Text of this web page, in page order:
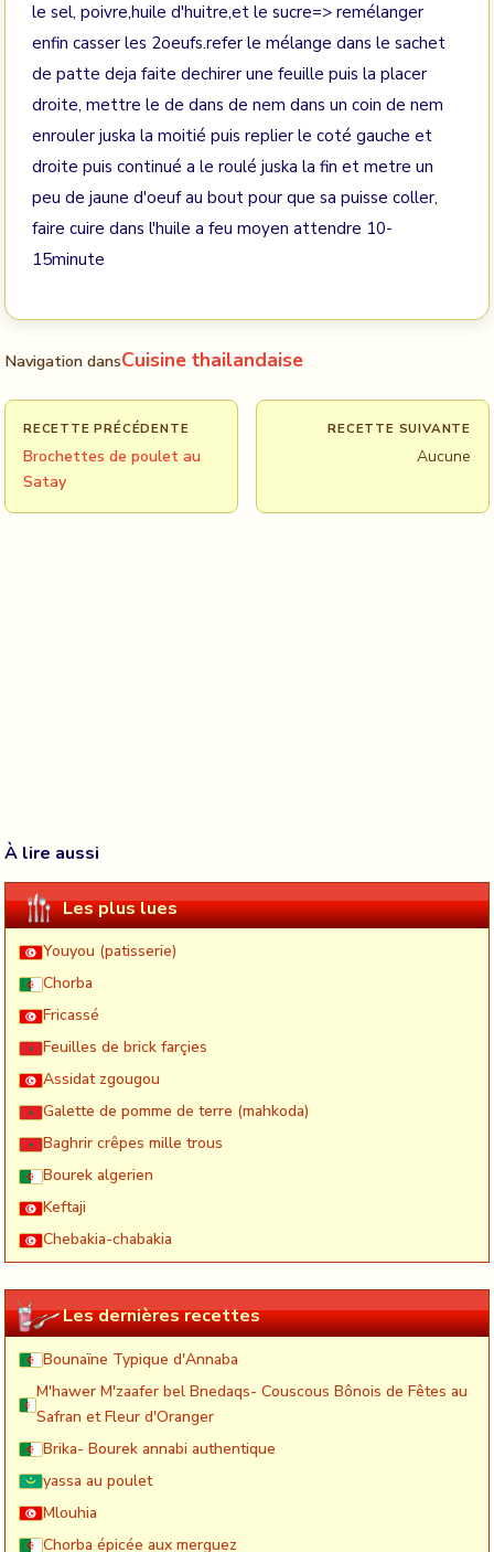
le sel, poivre,huile d'huitre,et le sucre=> remélanger
enfin casser les 2oeufs.refer le mélange dans le sachet
de patte deja faite dechirer une feuille puis la placer
droite, mettre le de dans de nem dans un coin de nem
enrouler juska la moitié puis replier le coté gauche et
droite puis continué a le roulé juska la fin et metre un
peu de jaune d'oeuf au bout pour que sa puisse coller,
faire cuire dans l'huile a feu moyen attendre 10-
15minute
Navigation dansCuisine thailandaise
RECETTE PRÉCÉDENTE
Brochettes de poulet au
Satay
RECETTE SUIVANTE
Aucune
À lire aussi
Les plus lues
Youyou (patisserie)
Chorba
Fricassé
Feuilles de brick farçies
Assidat zgougou
Galette de pomme de terre (mahkoda)
Baghrir crêpes mille trous
Bourek algerien
Keftaji
Chebakia-chabakia
Les dernières recettes
Bounaïne Typique d'Annaba
M'hawer M'zaafer bel Bnedaqs- Couscous Bônois de Fêtes au
Safran et Fleur d'Oranger
Brika- Bourek annabi authentique
yassa au poulet
Mlouhia
Chorba épicée aux merguez